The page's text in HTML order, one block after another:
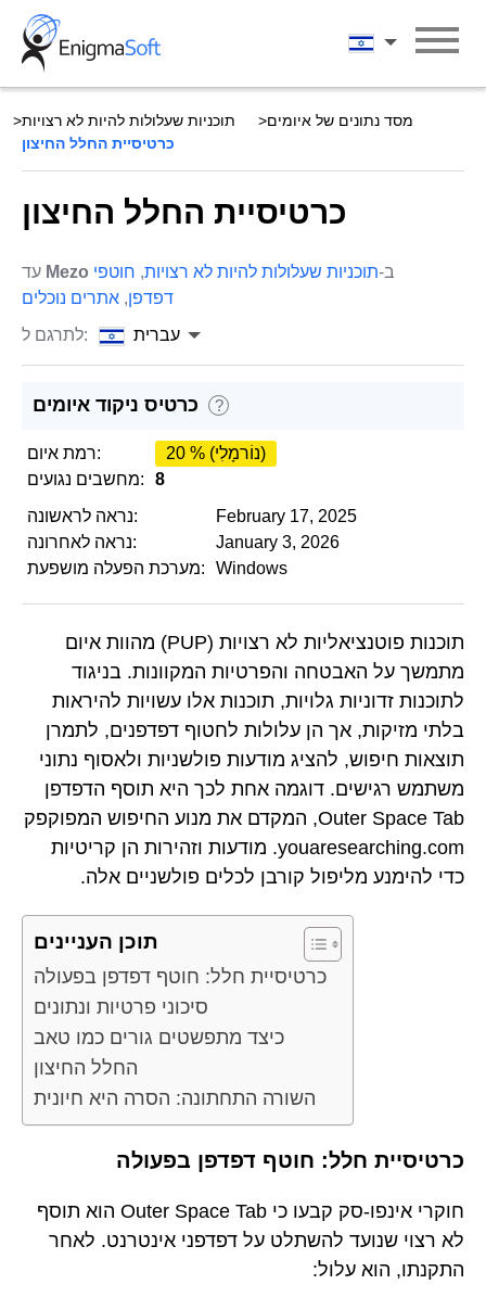
Skip
content
עברית
מסד נתונים של איומים
תוכניות שעלולות להיות לא רצויות
כרטיסיית החלל החיצון
כרטיסיית החלל החיצון
Mezo ב-תוכניות שעלולות להיות לא רצויות, חוטפי
דפדפן, אתרים נוכלים
לתרגם ל:
עברית
כרטיס ניקוד איומים ?
רמת איום:
20 % (נוֹרמָלִי)
מחשבים נגועים:
8
נראה לראשונה:
February 17, 2025
נראה לאחרונה:
January 3, 2026
מערכת הפעלה מושפעת:
Windows
תוכנות פוטנציאליות לא רצויות (PUP) מהוות איום
מתמשך על האבטחה והפרטיות המקוונות. בניגוד
לתוכנות זדוניות גלויות, תוכנות אלו עשויות להיראות
בלתי מזיקות, אך הן עלולות לחטוף דפדפנים, לתמרן
תוצאות חיפוש, להציג מודעות פולשניות ולאסוף נתוני
משתמש רגישים. דוגמה אחת לכך היא תוסף הדפדפן
Outer Space Tab, המקדם את מנוע החיפוש המפוקפק
youaresearching.com. מודעות וזהירות הן קריטיות
כדי להימנע מליפול קורבן לכלים פולשניים אלה.
תוכן העניינים
כרטיסיית חלל: חוטף דפדפן בפעולה
סיכוני פרטיות ונתונים
כיצד מתפשטים גורים כמו טאב
החלל החיצון
השורה התחתונה: הסרה היא חיונית
כרטיסיית חלל: חוטף דפדפן בפעולה
חוקרי אינפו-סק קבעו כי Outer Space Tab הוא תוסף
לא רצוי שנועד להשתלט על דפדפני אינטרנט. לאחר
התקנתו, הוא עלול: